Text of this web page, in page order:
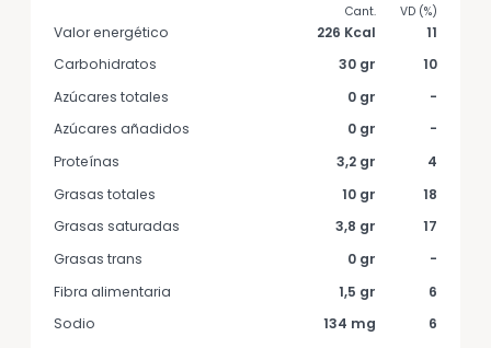
Valor energético 11
226 Kcal
Carbohidratos
10
30 gr
Azúcares totales
-
0 gr
Azúcares añadidos
-
0 gr
Proteínas
4
3,2 gr
Grasas totales
18
10 gr
Grasas saturadas
17
3,8 gr
Grasas trans
-
0 gr
Fibra alimentaria
6
1,5 gr
Sodio
6
134 mg